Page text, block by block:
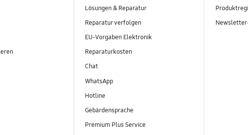
Lösungen & Reparatur
Reparatur verfolgen
EU-Vorgaben Elektronik
Reparaturkosten
Chat
WhatsApp
Hotline
Gebärdensprache
Premium Plus Service